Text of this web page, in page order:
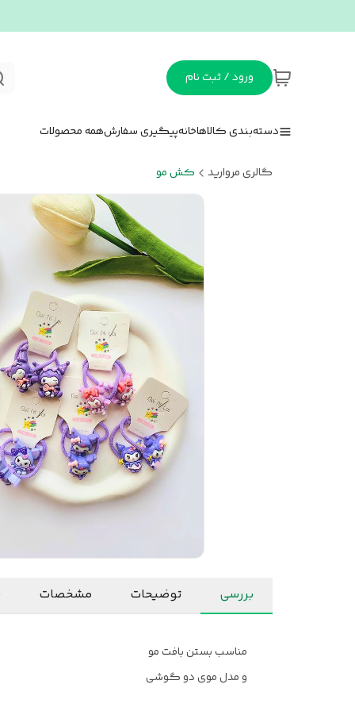
ورود / ثبت نام
دسته‌بندی کالاهاخانهپیگیری سفارشهمه محصولات
گالری مروارید کش مو
بررسی توضیحات مشخصات
مناسب بستن بافت مو
و مدل موی دو گوشی